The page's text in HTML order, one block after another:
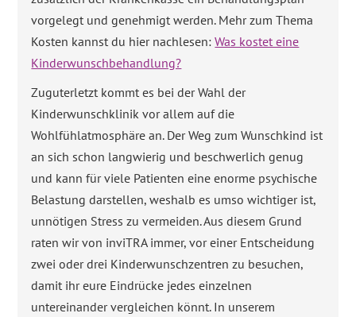
vorgelegt und genehmigt werden. Mehr zum Thema
Kosten kannst du hier nachlesen:Was kostet eine
Kinderwunschbehandlung?
Zuguterletzt kommt es bei der Wahl der
Kinderwunschklinik vor allem auf die
Wohlfühlatmosphäre an. Der Weg zum Wunschkind ist
an sich schon langwierig und beschwerlich genug
und kann für viele Patienten eine enorme psychische
Belastung darstellen, weshalb es umso wichtiger ist,
unnötigen Stress zu vermeiden. Aus diesem Grund
raten wir von inviTRA immer, vor einer Entscheidung
zwei oder drei Kinderwunschzentren zu besuchen,
damit ihr eure Eindrücke jedes einzelnen
untereinander vergleichen könnt. In unserem